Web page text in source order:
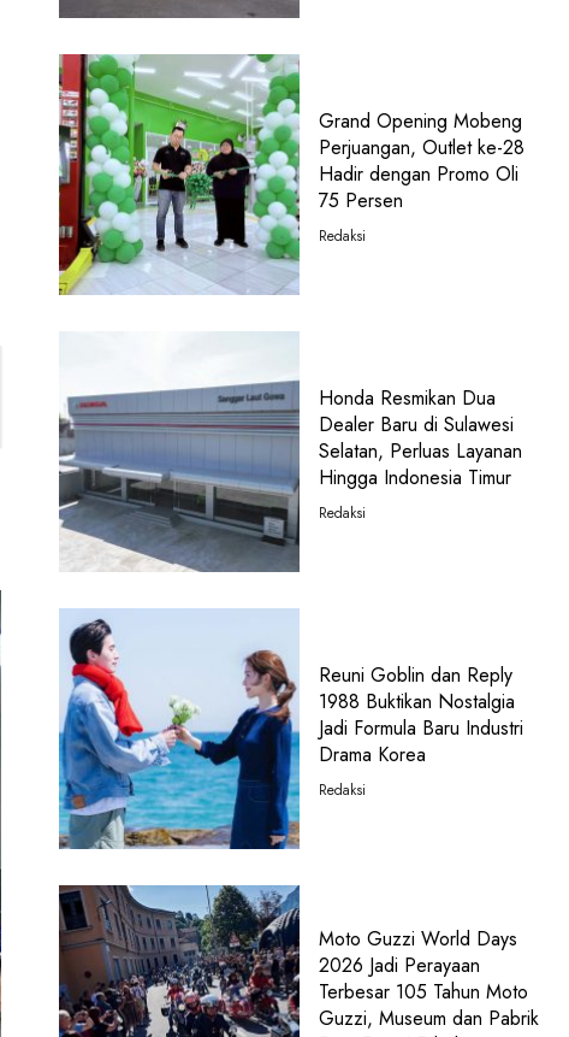
Grand Opening Mobeng
Perjuangan, Outlet ke-28
Hadir dengan Promo Oli
75 Persen
Redaksi
Honda Resmikan Dua
Dealer Baru di Sulawesi
Selatan, Perluas Layanan
Hingga Indonesia Timur
Redaksi
Reuni Goblin dan Reply
1988 Buktikan Nostalgia
Jadi Formula Baru Industri
Drama Korea
Redaksi
Moto Guzzi World Days
2026 Jadi Perayaan
Terbesar 105 Tahun Moto
Guzzi, Museum dan Pabrik